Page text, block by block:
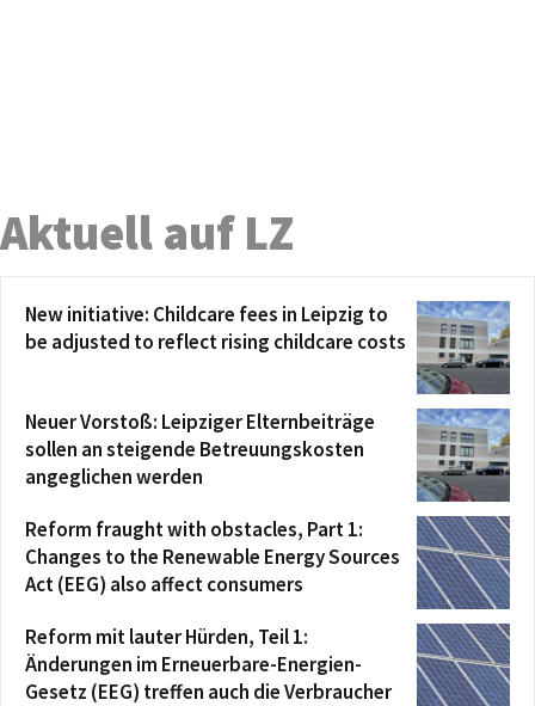
Aktuell auf LZ
New initiative: Childcare fees in Leipzig to
be adjusted to reflect rising childcare costs
Neuer Vorstoß: Leipziger Elternbeiträge
sollen an steigende Betreuungskosten
angeglichen werden
Reform fraught with obstacles, Part 1:
Changes to the Renewable Energy Sources
Act (EEG) also affect consumers
Reform mit lauter Hürden, Teil 1:
Änderungen im Erneuerbare-Energien-
Gesetz (EEG) treffen auch die Verbraucher